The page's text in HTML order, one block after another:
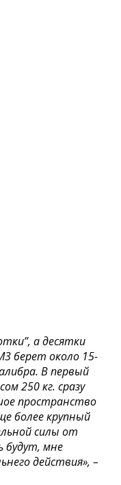
а десятки
берет около 15-
В первый
250 кг. сразу
пространство
более крупный
силы от
будут, мне
действия», –